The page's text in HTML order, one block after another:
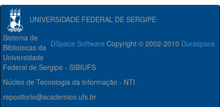
UNIVERSIDADE FEDERAL DE SERGIPE
DSpace Software Copyright © 2002-2010 Duraspace
Sistema de
Bibliotecas da
Universidade
Federal de Sergipe - SIBIUFS
Núcleo de Tecnologia da Informação - NTI
repositorio@academico.ufs.br